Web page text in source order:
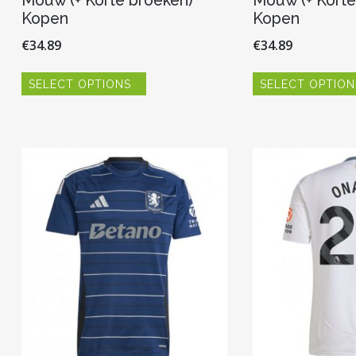
Kopen
€34.89
SELECT OPTIONS
optie
gekozen
worden
op
de
productpagina
Kopen
€34.89
SELECT